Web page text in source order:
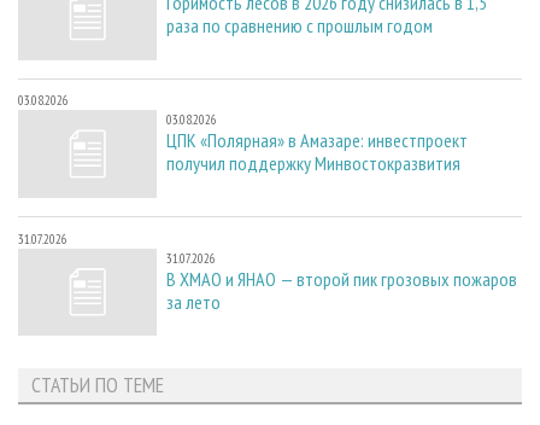
раза по сравнению с прошлым годом
03.08.2026
03.08.2026
ЦПК «Полярная» в Амазаре: инвестпроект
получил поддержку Минвостокразвития
31.07.2026
31.07.2026
В ХМАО и ЯНАО — второй пик грозовых пожаров
за лето
СТАТЬИ ПО ТЕМЕ